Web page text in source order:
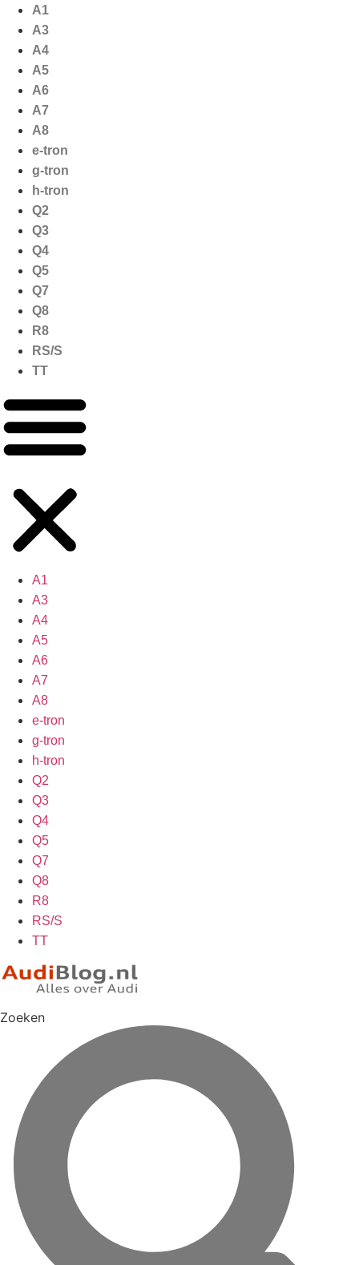
naar
inhoud
A1
A3
A4
A5
A6
A7
A8
e-tron
g-tron
h-tron
Q2
Q3
Q4
Q5
Q7
Q8
R8
RS/S
TT
A1
A3
A4
A5
A6
A7
A8
e-tron
g-tron
h-tron
Q2
Q3
Q4
Q5
Q7
Q8
R8
RS/S
TT
Zoeken